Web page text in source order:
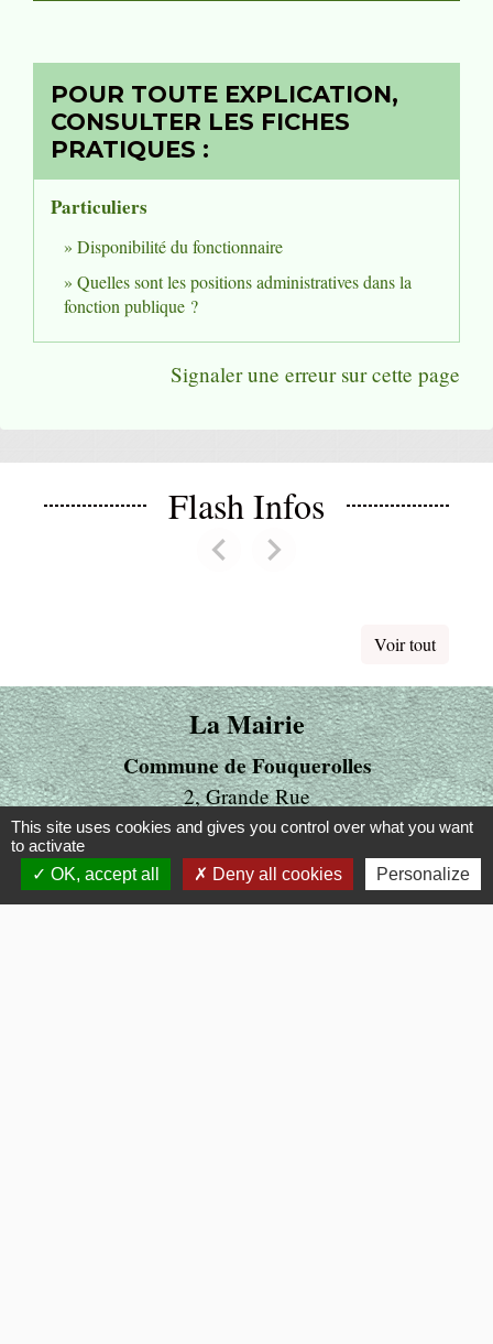
POUR TOUTE EXPLICATION,
CONSULTER LES FICHES
PRATIQUES :
Particuliers
Disponibilité du fonctionnaire
Quelles sont les positions administratives dans la
fonction publique ?
Signaler une erreur sur cette page
Flash Infos
chevron_leftPrevious
chevron_rightNext
Voir tout
La Mairie
Commune de Fouquerolles
2, Grande Rue
60510 Fouquerolles - FRANCE
+33 3 44 80 43 12
Contact par formulaire
This site uses cookies and gives you control over what you want
to activate
OK, accept all
Deny all cookies Personalize